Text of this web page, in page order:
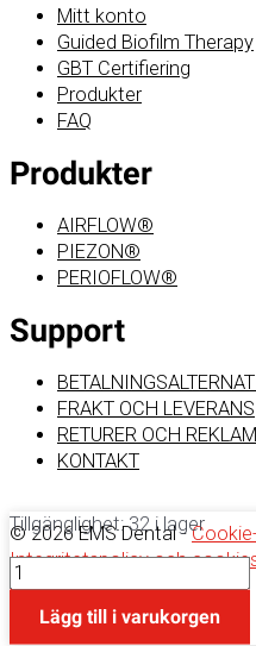
Mitt konto
Guided Biofilm Therapy
GBT Certifiering
Produkter
FAQ
Produkter
AIRFLOW®
PIEZON®
PERIOFLOW®
Support
FRAKT OCH LEVERANS
RETURER OCH
KONTAKT
© 2026 EMS Dental -
Integritetspolicy och
bestämmelser
Tillgänglighet: 32 i lager
PIEZON
PI
MAXLägg till i varukorgen